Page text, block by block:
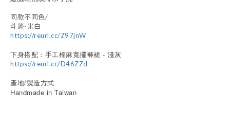
同款不同色/
斗篷-米白
https://reurl.cc/Z97jnW
下身搭配：手工棉麻寬擺褲裙 - 淺灰
https://reurl.cc/D46ZZd
產地/製造方式
Handmade in Taiwan